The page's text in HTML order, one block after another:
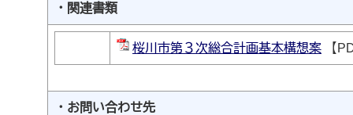
・関連書類
桜川市第３次総合計画基本構想案 【
・お問い合わせ先